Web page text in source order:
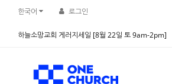
한국어 로그인
하늘소망교회 게러지세일 [8월 22일 토 9am-2pm]
Sketchbook5, 스케치북5